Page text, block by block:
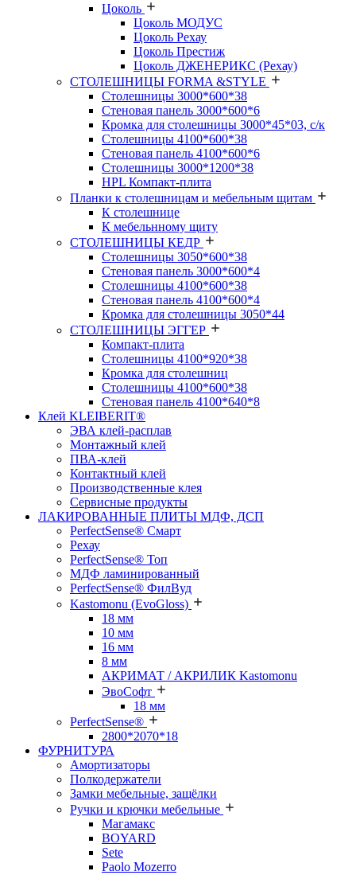
Цоколь
Цоколь МОДУС
Цоколь Рехау
Цоколь Престиж
Цоколь ДЖЕНЕРИКС (Рехау)
СТОЛЕШНИЦЫ FORMA &STYLE
Столешницы 3000*600*38
Стеновая панель 3000*600*6
Кромка для столешницы 3000*45*03, с/к
Столешницы 4100*600*38
Стеновая панель 4100*600*6
Столешницы 3000*1200*38
HPL Компакт-плита
Планки к столешницам и мебельным щитам
К столешнице
К мебельнному щиту
СТОЛЕШНИЦЫ КЕДР
Столешницы 3050*600*38
Стеновая панель 3000*600*4
Столешницы 4100*600*38
Стеновая панель 4100*600*4
Кромка для столешницы 3050*44
СТОЛЕШНИЦЫ ЭГГЕР
Компакт-плита
Столешницы 4100*920*38
Кромка для столешниц
Столешницы 4100*600*38
Стеновая панель 4100*640*8
Клей KLEIBERIT®
ЭВА клей-расплав
Монтажный клей
ПВА-клей
Контактный клей
Производственные клея
Сервисные продукты
ЛАКИРОВАННЫЕ ПЛИТЫ МДФ, ДСП
PerfectSense® Смарт
Рехау
PerfectSense® Топ
МДФ ламинированный
PerfectSense® ФилВуд
Kastomonu (EvoGloss)
18 мм
10 мм
16 мм
8 мм
АКРИМАТ / АКРИЛИК Kastomonu
ЭвоСофт
18 мм
PerfectSense®
2800*2070*18
ФУРНИТУРА
Амортизаторы
Полкодержатели
Замки мебельные, защёлки
Ручки и крючки мебельные
Магамакс
BOYARD
Sete
Paolo Mozerro